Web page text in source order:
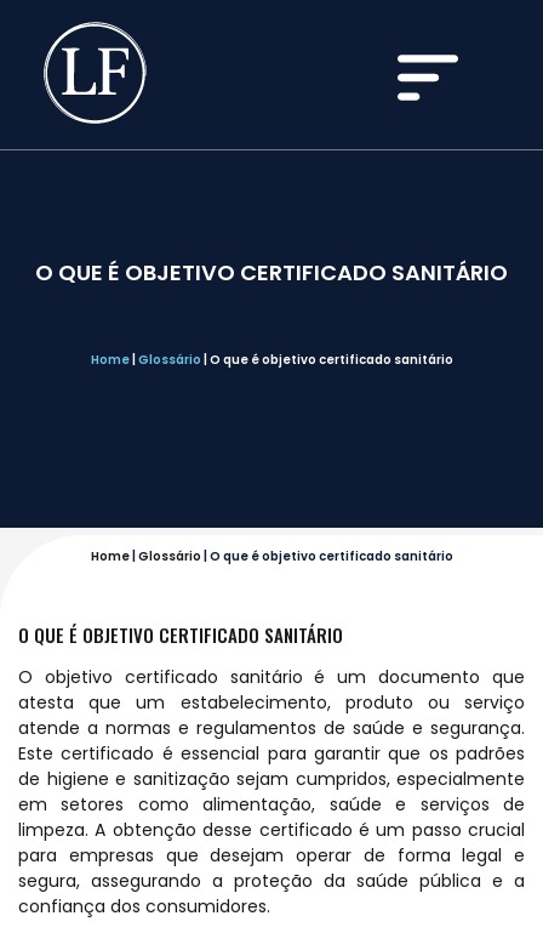
O QUE É OBJETIVO CERTIFICADO SANITÁRIO
Home| Glossário O que é objetivo certificado sanitário
Home| Glossário O que é objetivo certificado sanitário
O QUE É OBJETIVO CERTIFICADO SANITÁRIO
O objetivo certificado sanitário é um documento que
atesta que um estabelecimento, produto ou serviço
atende a normas e regulamentos de saúde e segurança.
Este certificado é essencial para garantir que os padrões
de higiene e sanitização sejam cumpridos, especialmente
em setores como alimentação, saúde e serviços de
limpeza. A obtenção desse certificado é um passo crucial
para empresas que desejam operar de forma legal e
segura, assegurando a proteção da saúde pública e a
confiança dos consumidores.